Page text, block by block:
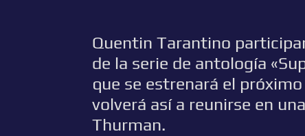
Quentin Tarantino
de la serie de antología
que se estrenará el
volverá así a reunirse en
Thurman.